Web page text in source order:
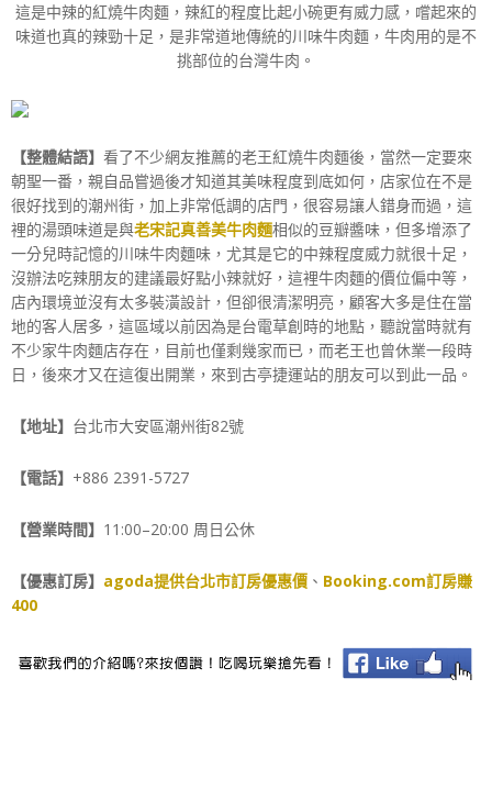
這是中辣的紅燒牛肉麵，辣紅的程度比起小碗更有威力感，嚐起來的
味道也真的辣勁十足，是非常道地傳統的川味牛肉麵，牛肉用的是不
挑部位的台灣牛肉。
【整體結語】 看了不少網友推薦的老王紅燒牛肉麵後，當然一定要來
朝聖一番，親自品嘗過後才知道其美味程度到底如何，店家位在不是
很好找到的潮州街，加上非常低調的店門，很容易讓人錯身而過，這
裡的湯頭味道是與老宋記真善美牛肉麵相似的豆瓣醬味，但多增添了
一分兒時記憶的川味牛肉麵味，尤其是它的中辣程度威力就很十足，
沒辦法吃辣朋友的建議最好點小辣就好，這裡牛肉麵的價位偏中等，
店內環境並沒有太多裝潢設計，但卻很清潔明亮，顧客大多是住在當
地的客人居多，這區域以前因為是台電草創時的地點，聽說當時就有
不少家牛肉麵店存在，目前也僅剩幾家而已，而老王也曾休業一段時
日，後來才又在這復出開業，來到古亭捷運站的朋友可以到此一品。
【地址】 台北市大安區潮州街82號
【電話】 +886 2391-5727
【營業時間】 11:00–20:00 周日公休
【優惠訂房】 agoda提供台北市訂房優惠價 、 Booking.com訂房賺
400